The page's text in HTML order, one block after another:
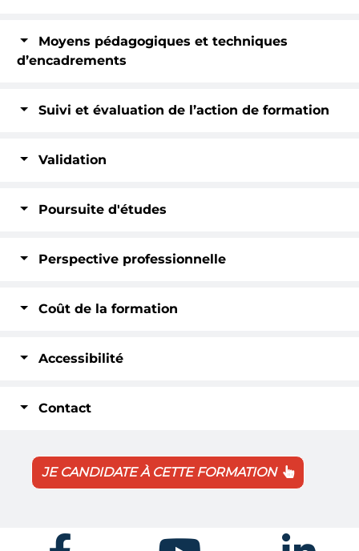
d’encadrements
Suivi et évaluation de l’action de formation
Validation
Poursuite d'études
Perspective professionnelle
Coût de la formation
Accessibilité
Contact
JE CANDIDATE À CETTE FORMATION
Facebook Youtube Linkedin